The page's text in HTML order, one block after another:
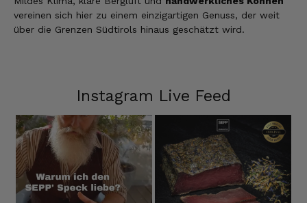
vereinen sich hier zu einem einzigartigen Genuss, der weit
über die Grenzen Südtirols hinaus geschätzt wird.
Instagram Live Feed